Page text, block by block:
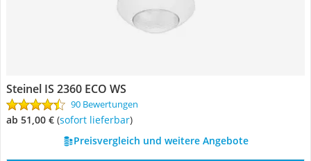
Steinel IS 2360 ECO WS
90 Bewertungen
ab 51,00 € ( Sofort lieferbar)
Preisvergleich und weitere Angebote